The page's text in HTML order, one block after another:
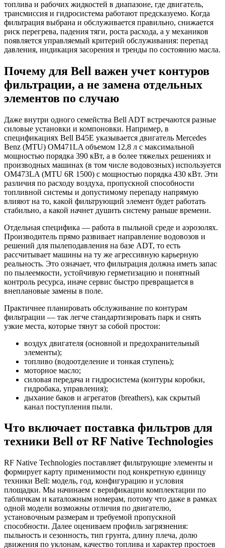
топлива и рабочих жидкостей в диапазоне, где двигатель,
трансмиссия и гидросистема работают предсказуемо. Когда
фильтрация выбрана и обслуживается правильно, снижается
риск перегрева, падения тяги, роста расхода, а у механиков
появляется управляемый критерий обслуживания: перепад
давления, индикация засорения и тренды по состоянию масла.
Почему для Bell важен учет контуров
фильтрации, а не замена отдельных
элементов по случаю
Даже внутри одного семейства Bell ADT встречаются разные
силовые установки и компоновки. Например, в
спецификациях Bell B45E указывается двигатель Mercedes
Benz (MTU) OM471LA объемом 12,8 л с максимальной
мощностью порядка 390 кВт, а в более тяжелых решениях и
производных машинах (в том числе водовозных) используется
OM473LA (MTU 6R 1500) с мощностью порядка 430 кВт. Эти
различия по расходу воздуха, пропускной способности
топливной системы и допустимому перепаду напрямую
влияют на то, какой фильтрующий элемент будет работать
стабильно, а какой начнет душить систему раньше времени.
Отдельная специфика — работа в пыльной среде и аэрозолях.
Производитель прямо развивает направление водовозов и
решений для пылеподавления на базе ADT, то есть
рассчитывает машины на ту же агрессивную карьерную
реальность. Это означает, что фильтрация должна иметь запас
по пылеемкости, устойчивую герметизацию и понятный
контроль ресурса, иначе сервис быстро превращается в
внеплановые замены в поле.
Практичнее планировать обслуживание по контурам
фильтрации — так легче стандартизировать парк и снять
узкие места, которые тянут за собой простои:
воздух двигателя (основной и предохранительный
элементы);
топливо (водоотделение и тонкая ступень);
моторное масло;
силовая передача и гидросистема (контуры коробки,
гидробака, управления);
дыхание баков и агрегатов (breathers), как скрытый
канал поступления пыли.
Что включает поставка фильтров для
техники Bell от RF Native Technologies
RF Native Technologies поставляет фильтрующие элементы и
формирует карту применимости под конкретную единицу
техники Bell: модель, год, конфигурацию и условия
площадки. Мы начинаем с верификации комплектации по
табличкам и каталожным номерам, потому что даже в рамках
одной модели возможны отличия по двигателю,
установочным размерам и требуемой пропускной
способности. Далее оцениваем профиль загрязнения:
пыльность и сезонность, тип грунта, длину плеча, долю
движения по уклонам, качество топлива и характер простоев